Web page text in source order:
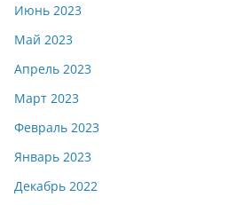
Июнь 2023
Май 2023
Апрель 2023
Март 2023
Февраль 2023
Январь 2023
Декабрь 2022